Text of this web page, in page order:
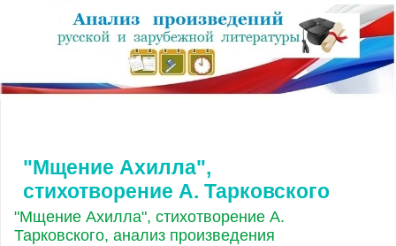
"Мщение Ахилла",
стихотворение А. Тарковского
"Мщение Ахилла", стихотворение А.
Тарковского, анализ произведения